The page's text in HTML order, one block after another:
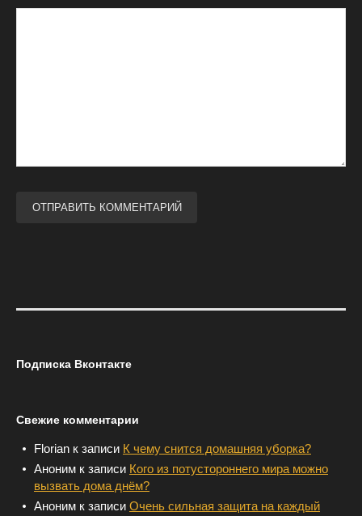
Подписка Вконтакте
Свежие комментарии
Florian к записи К чему снится домашняя уборка?
Аноним к записи Кого из потустороннего мира можно
вызвать дома днём?
Аноним к записи Очень сильная защита на каждый